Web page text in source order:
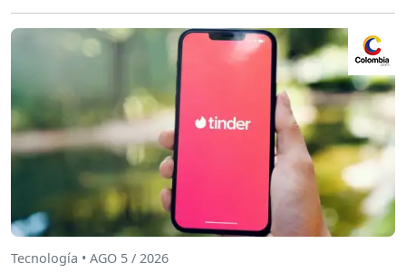
Tecnología • AGO 5 / 2026